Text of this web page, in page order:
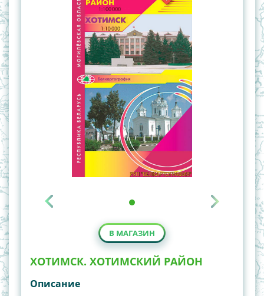
В МАГАЗИН
ХОТИМСК. ХОТИМСКИЙ РАЙОН
Описание